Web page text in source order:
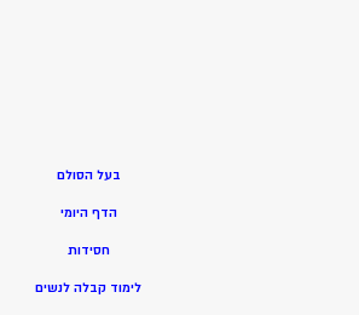
בעל הסולם
הדף היומי
חסידות
לימוד קבלה לנשים